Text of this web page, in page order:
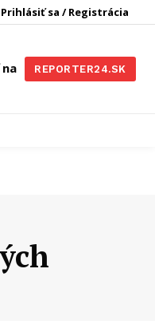
Prihlásiť sa / Registrácia
REPORTER24.SK